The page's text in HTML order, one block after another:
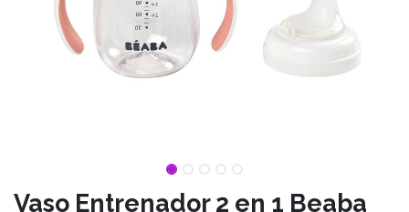
Vaso Entrenador 2 en 1 Beaba